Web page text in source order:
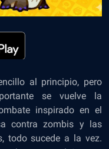
al principio, pero
se vuelve la
inspirado en el
contra zombis y las
todo sucede a la vez.